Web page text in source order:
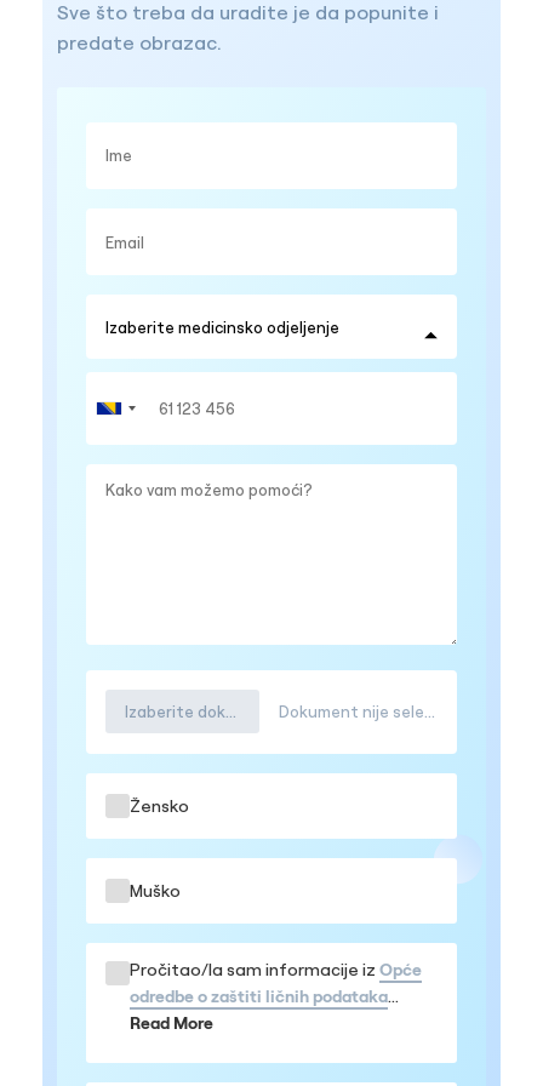
Sve što treba da uradite je da popunite i
predate obrazac.
Izaberite dokument Dokument nije selektovana
Žensko
Muško
Pročitao/la sam informacije iz Opće
odredbe o zaštiti ličnih podataka
Prihvatam da se moji podaci obrađuju
Read More